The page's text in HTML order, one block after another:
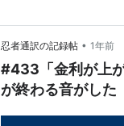
忍者通訳の記録帖 • 1年前
#433「金利が上
が終わる音がした